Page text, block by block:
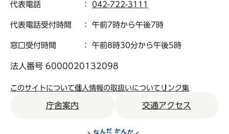
代表電話 ： 042-722-3111
代表電話受付時間 ： 午前7時から午後7時
窓口受付時間 ： 午前8時30分から午後5時
法人番号 6000020132098
このサイトについて個人情報の取扱いについて リンク集
庁舎案内 交通アクセス